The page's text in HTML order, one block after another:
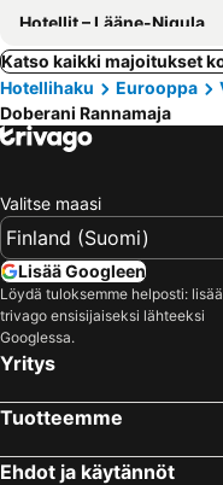
Hotellit – Lääne-Nigula
Katso kaikki majoitukset
Hotellihaku
Eurooppa
Doberani Rannamaja
Valitse maasi
Lisää Googleen
Löydä tuloksemme helposti: lisää
trivago ensisijaiseksi lähteeksi
Googlessa.
Yritys
Tuotteemme
Ehdot ja käytännöt